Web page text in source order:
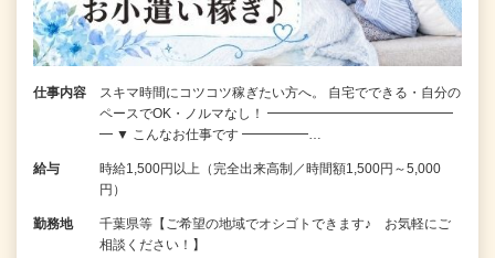
仕事内容
スキマ時間にコツコツ稼ぎたい方へ。 自宅でできる・自分の
ペースでOK・ノルマなし！ ━━━━━━━━━━━━━━
━ ▼ こんなお仕事です ━━━━━…
給与
時給1,500円以上（完全出来高制／時間額1,500円～5,000
円）
勤務地
千葉県等【ご希望の地域でオシゴトできます♪ お気軽にご
相談ください！】